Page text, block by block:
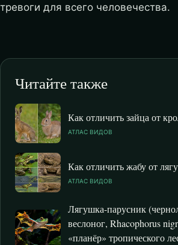
тревоги для всего человечества.
Читайте также
Как отличить зайца от
АТЛАС ВИДОВ
Как отличить жабу от
АТЛАС ВИДОВ
Лягушка-парусник
веслоног, Rhacophorus
«планёр» тропического